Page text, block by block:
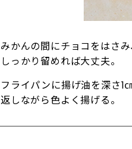
みかんの間にチョコをはさ
しっかり留めれば大丈夫。
フライパンに揚げ油を深さ
返しながら色よく揚げる。